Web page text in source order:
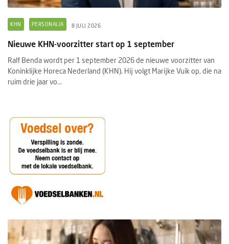
KHN PERSONALIA 8 JULI 2026
Nieuwe KHN-voorzitter start op 1 september
Ralf Benda wordt per 1 september 2026 de nieuwe voorzitter van
Koninklijke Horeca Nederland (KHN). Hij volgt Marijke Vuik op, die na
ruim drie jaar vo...